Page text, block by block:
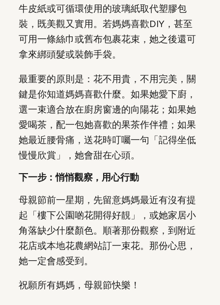
牛皮紙或可循環使用的玻璃紙取代塑膠包
裝，既美觀又實用。若媽媽喜歡DIY，甚至
可用一條絲巾或舊布包裹花束，她之後還可
拿來綁頭髮或裝飾手袋。
最重要的原則是：花不用貴，不用完美，關
鍵是你知道媽媽喜歡什麼。如果她愛下廚，
選一束適合放在廚房窗邊的向陽花；如果她
愛喝茶，配一包她喜歡的果茶作伴禮；如果
她最近腰骨痛，送花時叮囑一句「記得坐低
慢慢欣賞」，她會甜在心頭。
下一步：悄悄觀察，用心行動
母親節前一星期，先留意媽媽最近有沒有提
起「樓下公園啲花開得好靚」，或她家居小
角落缺少什麼顏色。順著那份觀察，到附近
花店或本地花農網站訂一束花。那份心思，
她一定會感受到。
祝願所有媽媽，母親節快樂！